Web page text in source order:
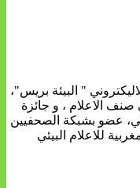
" البيئة بريس"،
الاعلام ، و جائزة
عضو بشبكة الصحفيين
للاعلام البيئي